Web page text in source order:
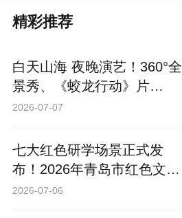
精彩推荐
白天山海 夜晚演艺！360°全
景秀、《蛟龙行动》片
场……80多项体验青岛西海
2026-07-07
七大红色研学场景正式发
布！2026年青岛市红色文化
主题月盛大启动
2026-07-06